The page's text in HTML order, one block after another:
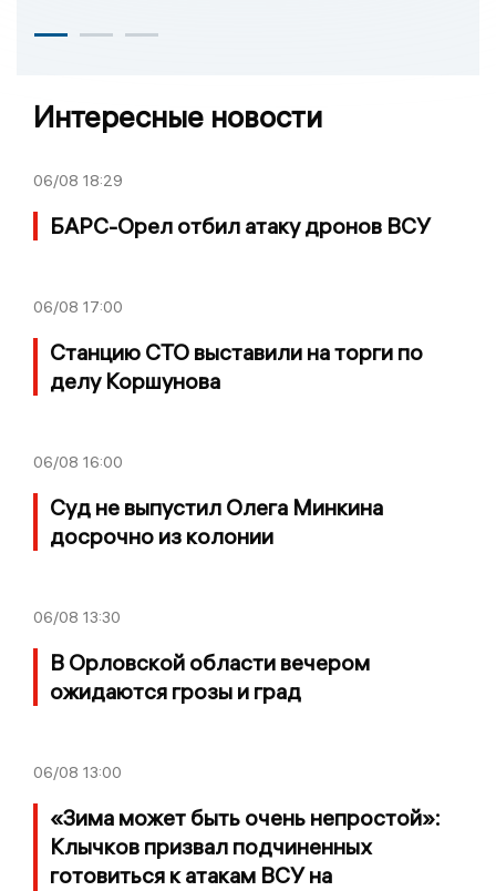
Интересные новости
06/08 18:29
БАРС-Орел отбил атаку дронов ВСУ
06/08 17:00
Станцию СТО выставили на торги по
делу Коршунова
06/08 16:00
Суд не выпустил Олега Минкина
досрочно из колонии
06/08 13:30
В Орловской области вечером
ожидаются грозы и град
06/08 13:00
«Зима может быть очень непростой»:
Клычков призвал подчиненных
готовиться к атакам ВСУ на